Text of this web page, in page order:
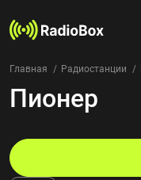
Радиостанции
Страны
Избранное
Главная Радиостанции
Пионер